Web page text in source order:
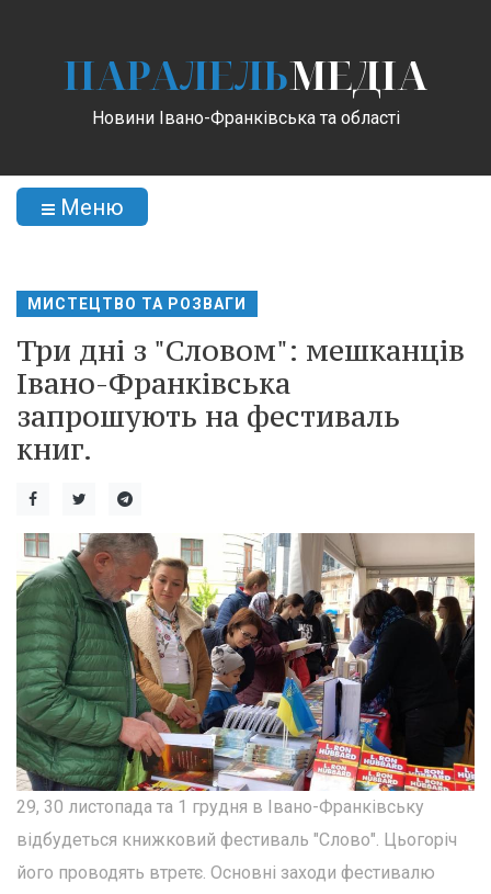
ПАРАЛЕЛЬМЕДІА
Новини Івано-Франківська та області
Меню
МИСТЕЦТВО ТА РОЗВАГИ
Три дні з "Словом": мешканців
Івано-Франківська
запрошують на фестиваль
книг.
29, 30 листопада та 1 грудня в Івано-Франківську
відбудеться книжковий фестиваль "Слово". Цьогоріч
його проводять втретє. Основні заходи фестивалю